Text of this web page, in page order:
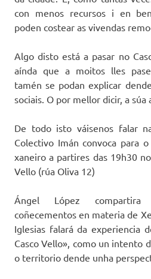
con menos recursos i en
poden costear as vivendas
Algo disto está a pasar no
aínda que a moitos lles
tamén se podan explicar
sociais. O por mellor dicir, a súa
De todo isto váisenos falar
Colectivo Imán convoca para
xaneiro a partires das 19h30
Vello (rúa Oliva 12)
Ángel López
coñecementos en materia de
Iglesias falará da experiencia
Casco Vello», como un intento
o territorio dende unha